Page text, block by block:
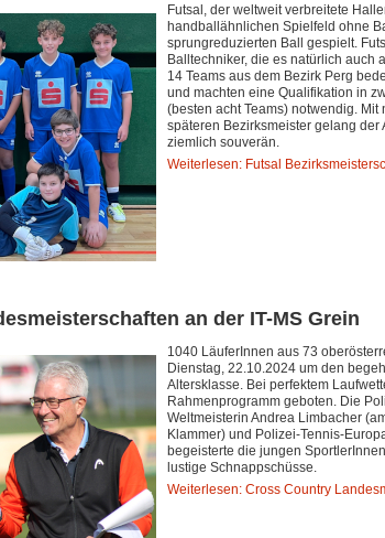
Futsal, der weltweit verbreitete
handballähnlichen Spielfeld ohne
sprungreduzierten Ball gespielt.
Balltechniker, die es natürlich auch
14 Teams aus dem Bezirk Perg
und machten eine Qualifikation in
(besten acht Teams) notwendig.
späteren Bezirksmeister gelang der
ziemlich souverän.
Weiterlesen: Futsal
an der IT-MS Grein
1040 LäuferInnen aus 73
Dienstag, 22.10.2024 um den
Altersklasse. Bei perfektem
Rahmenprogramm geboten. Die
Weltmeisterin Andrea Limbacher
Klammer) und Polizei-Tennis-
begeisterte die jungen
lustige Schnappschüsse.
Weiterlesen: Cross Country